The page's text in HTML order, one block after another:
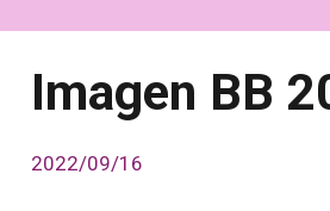
Imagen BB
2022/09/16